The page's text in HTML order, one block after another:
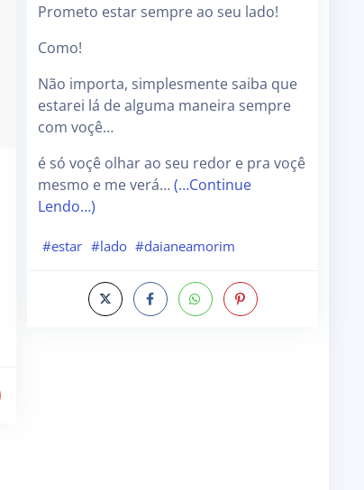
Prometo estar sempre ao seu lado!
Como!
Não importa, simplesmente saiba que
estarei lá de alguma maneira sempre
com voçê…
é só voçê olhar ao seu redor e pra voçê
mesmo e me verá…(…Continue
Lendo…)
#estar #lado #daianeamorim